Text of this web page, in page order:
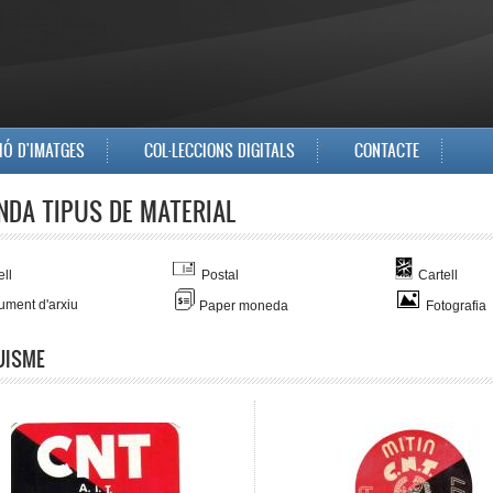
D'IMATGES COL·LECCIONS DIGITALS CONTACTE
TIPUS DE MATERIAL
Postal Cartell
d'arxiu
Paper moneda Fotografia